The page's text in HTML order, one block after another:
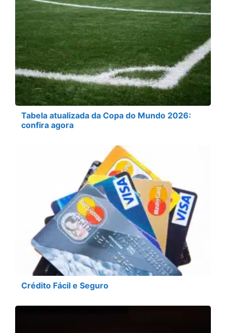
Tabela atualizada da Copa do Mundo 2026:
confira agora
Crédito Fácil e Seguro